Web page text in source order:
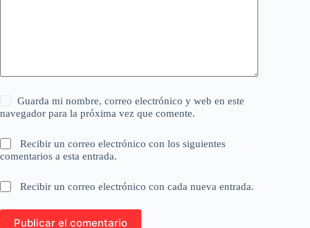
Guarda mi nombre, correo electrónico y web en este
navegador para la próxima vez que comente.
Recibir un correo electrónico con los siguientes
comentarios a esta entrada.
Recibir un correo electrónico con cada nueva entrada.
Publicar el comentario